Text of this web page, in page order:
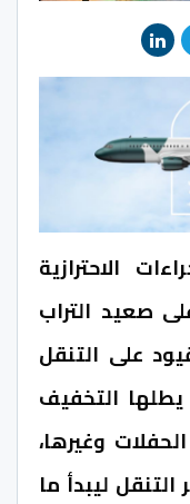
الاحترازية
صعيد التراب
على التنقل
التخفيف
وغيرها،
ليبدأ ما